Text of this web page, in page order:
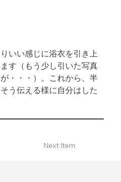
いい感じに浴衣を引き上
す（もう少し引いた写真
・・・）。これから、半
う伝える様に自分はした
Next Item